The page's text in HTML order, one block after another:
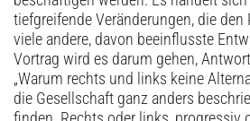
tiefgreifende Veränderungen, die
viele andere, davon beeinflusste
Vortrag wird es darum gehen,
„Warum rechts und links keine
die Gesellschaft ganz anders